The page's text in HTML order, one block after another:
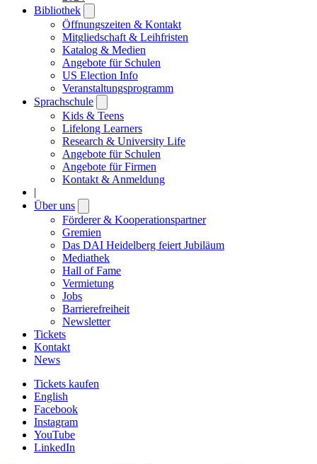
Bibliothek
submenu
Öffnungszeiten & Kontakt
Mitgliedschaft & Leihfristen
Katalog & Medien
Angebote für Schulen
US Election Info
Veranstaltungsprogramm
Sprachschule
submenu
Kids & Teens
Lifelong Learners
Research & University Life
Angebote für Schulen
Angebote für Firmen
Kontakt & Anmeldung
|
Über uns
submenu
Förderer & Kooperationspartner
Gremien
Das DAI Heidelberg feiert Jubiläum
Mediathek
Hall of Fame
Vermietung
Jobs
Barrierefreiheit
Newsletter
Tickets
Kontakt
News
Tickets kaufen
English
Facebook
Instagram
YouTube
LinkedIn